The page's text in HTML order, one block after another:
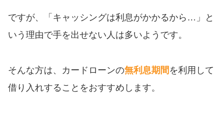
リボ払いをそのまま払いきると
カードローンの見直しで40万円
得した話
ですが、「キャッシングは利息がかかるから…」と
いう理由で手を出せない人は多いようです。
そんな方は、カードローンの無利息期間 を利用して
借り入れすることをおすすめします。